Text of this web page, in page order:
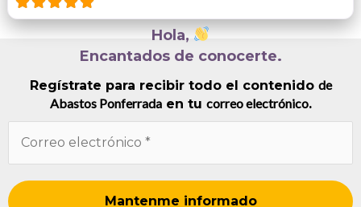
Hola,
Encantados de conocerte.
Regístrate para recibir todo el contenido de
Abastos Ponferradaen tu correo electrónico.